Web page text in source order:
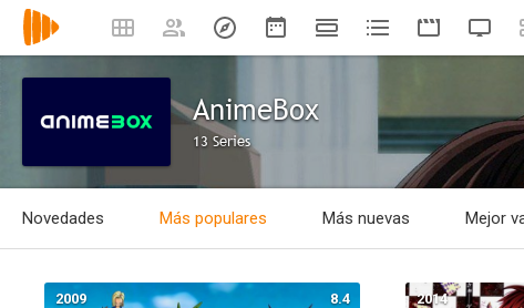
AnimeBox
13 Series
Novedades Más populares Más nuevas Mejor
8.4
2009 2014